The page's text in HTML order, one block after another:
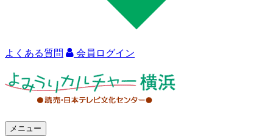
よくある質問 会員ログイン
メニュー